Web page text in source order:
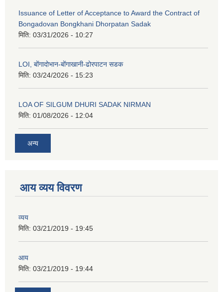
Issuance of Letter of Acceptance to Award the Contract of
Bongadovan Bongkhani Dhorpatan Sadak
मिति: 03/31/2026 - 10:27
LOI, बोंगादोभान-बोंगाखानी-ढोरपाटन सडक
मिति: 03/24/2026 - 15:23
LOA OF SILGUM DHURI SADAK NIRMAN
मिति: 01/08/2026 - 12:04
अन्य
आय व्यय विवरण
व्यय
मिति: 03/21/2019 - 19:45
आय
मिति: 03/21/2019 - 19:44